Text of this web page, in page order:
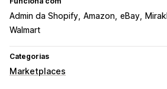
Admin da Shopify Amazon eBay Mirakl
Walmart
Categorias
Marketplaces